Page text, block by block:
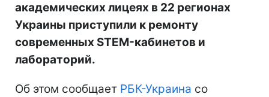
академических лицеях в 22 регионах
Украины приступили к ремонту
современных STEM-кабинетов и
лабораторий.
Об этом сообщает РБК-Украина со